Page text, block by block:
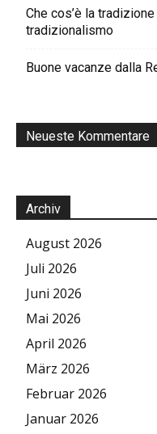
Che cos’è la
tradizionalismo
Buone vacanze dalla
Neueste Kommentare
Archiv
August 2026
Juli 2026
Juni 2026
Mai 2026
April 2026
März 2026
Februar 2026
Januar 2026